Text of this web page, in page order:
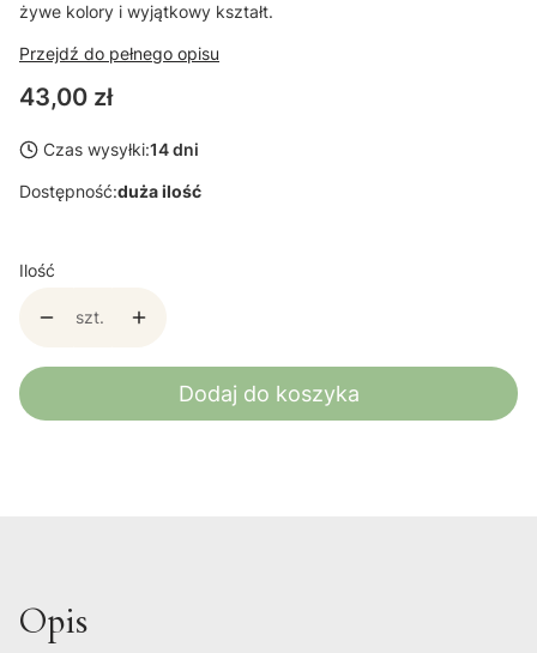
żywe kolory i wyjątkowy kształt.
Przejdź do pełnego opisu
Cena
43,00 zł
Czas wysyłki:14 dni
Dostępność:duża ilość
Ilość
szt.
Dodaj do koszyka
Opis